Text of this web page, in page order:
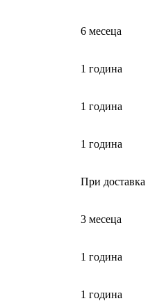
6 месеца
1 година
1 година
1 година
При доставка
3 месеца
1 година
1 година